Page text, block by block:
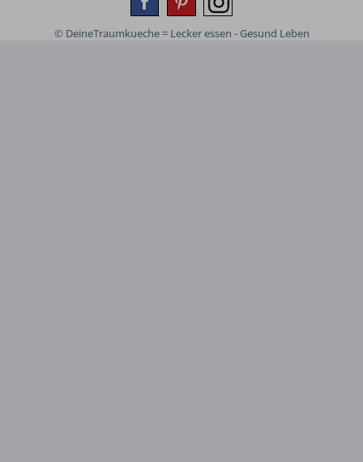
© DeineTraumkueche = Lecker essen - Gesund Leben